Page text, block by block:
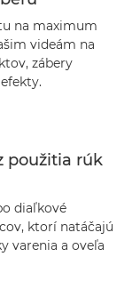
na maximum
videám na
zábery
použitia rúk
diaľkové
ktorí natáčajú
varenia a oveľa